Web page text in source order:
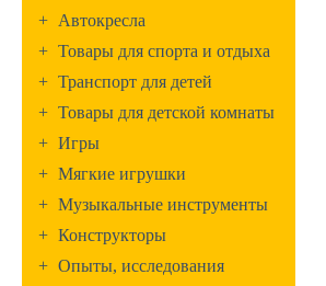
+ Автокресла
+ Товары для спорта и отдыха
+ Транспорт для детей
+ Товары для детской комнаты
+ Игры
+ Мягкие игрушки
+ Музыкальные инструменты
+ Конструкторы
+ Опыты, исследования